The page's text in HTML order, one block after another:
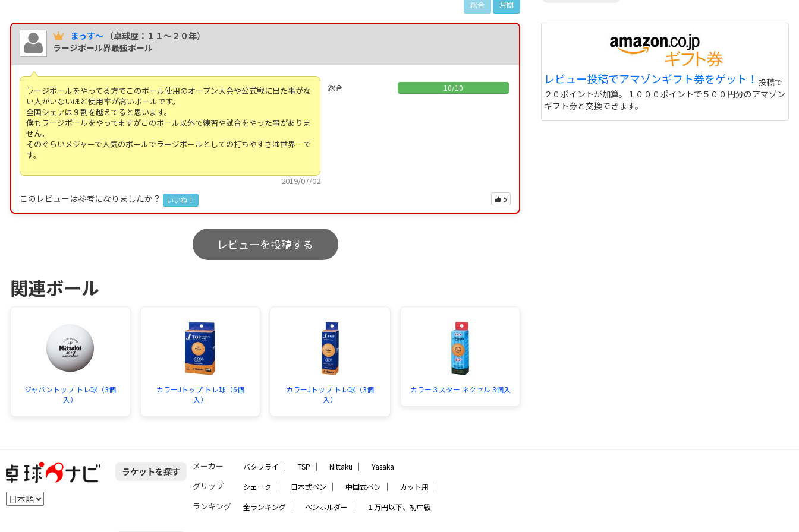
総合 月間
まっす～ （卓球歴：１１～２０年）
ラージボール界最強ボール
ラージボールをやってる方でこのボール使用のオープン大会や公式戦に出た事がな
い人がいないほど使用率が高いボールです。
全国シェアは９割を越えてると思います。
僕もラージボールをやってますがこのボール以外で練習や試合をやった事がありま
せん。
そのぐらいメジャーで人気のボールでラージボールとしての打ちやすさは世界一で
す。
2019/07/02
総合 10/10
このレビューは参考になりましたか？ いいね！ 5
レビューを投稿する
関連ボール
ジャパントップ トレ球（3個
入）
カラーJトップ トレ球（6個
入）
カラーJトップ トレ球（3個
入）
カラー３スター ネクセル 3個入
レビュー投稿でアマゾンギフト券をゲット！ 投稿で
２０ポイントが加算。１０００ポイントで５００円分のアマゾン
ギフト券と交換できます。
ラケットを探す メーカー バタフライ ｜ TSP ｜ Nittaku ｜ Yasaka
グリップ シェーク ｜ 日本式ペン ｜ 中国式ペン ｜ カット用 ｜
ランキング 全ランキング ｜ ペンホルダー ｜ １万円以下、初中級